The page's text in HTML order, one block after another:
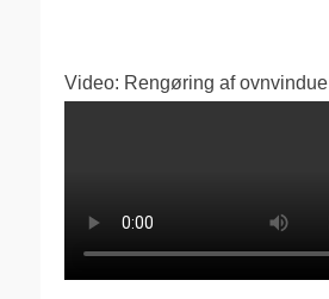
Video: Rengøring af ovnvindue